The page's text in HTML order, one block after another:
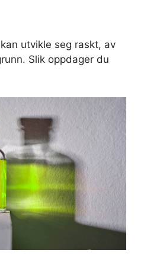
utvikle seg raskt, av
Slik oppdager du